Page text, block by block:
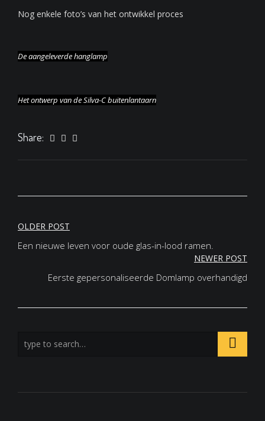
Nog enkele foto’s van het ontwikkel proces
De aangeleverde hanglamp
Het ontwerp van de Silva-C buitenlantaarn
Share:
Post
navigation
OLDER POST
Een nieuwe leven voor oude glas-in-lood ramen.
NEWER POST
Eerste gepersonaliseerde Domlamp overhandigd